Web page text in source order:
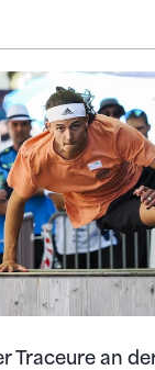
Traceure an
Traceure an